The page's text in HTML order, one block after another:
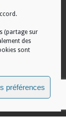
(partage sur
des
sont
préférences